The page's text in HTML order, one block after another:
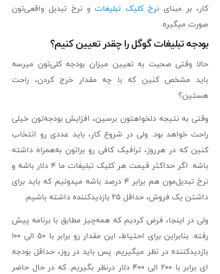
کار، بر مبنای نرخ کلیک تبلیغاتو نرخ تبدیل واقعی‌تون
صورت میگیره.
بودجه تبلیغات گوگل را چقدر تعیین کنیم؟
حالا وقتی صحبت به تعیین میزان بودجه‌ کلی‌تون میرسه
باید مشخص کنین که با چه مقدار خرج کردن، راحت
هستین؟
وقتی به نتیجه دلخواهتون برسین، افزایش بودجه‌تون خیلی
راحت خواهد بود. ولی در شروع کار، باید عددی رو انتخاب
کنین که در هرروز، ترافیک کافی رو براتون به‌همراه داشته
باشه. اگر حداکثر قیمت هر کلیک تبلیغات ما ۴ دلار باشه و
نرخ تبدیل‌مون هم برابر ۴ درصد باشه میدونیم که باید برای
داشتن یک فروش، حداقل ۲۵ بازدیدکننده داشته باشیم.
ولی در اینجا، فرض کردیم که همه‌چیز مطابق با برنامه پیش
رفته. بنابراین برای احتیاط، این مقدار رو برابر با ۵۰ الی ۱۰۰
بازدیدکننده در نظر میگیریم. پس باید در روز، حداقل بودجه
ای برابر با ۲۰۰ الی ۴۰۰ دلار درنظر بگیریم. که در حال حاضر